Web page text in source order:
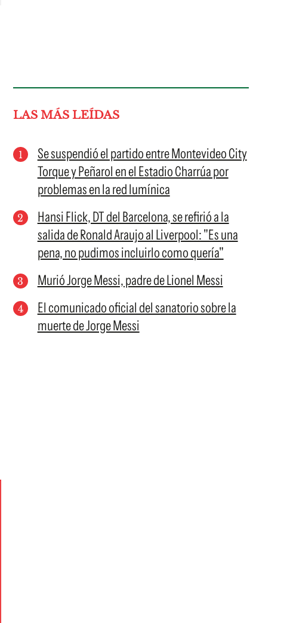
LAS MÁS LEÍDAS
Se suspendió el partido entre Montevideo City
Torque y Peñarol en el Estadio Charrúa por
problemas en la red lumínica
Hansi Flick, DT del Barcelona, se refirió a la
salida de Ronald Araujo al Liverpool: "Es una
pena, no pudimos incluirlo como quería"
Murió Jorge Messi, padre de Lionel Messi
El comunicado oficial del sanatorio sobre la
muerte de Jorge Messi